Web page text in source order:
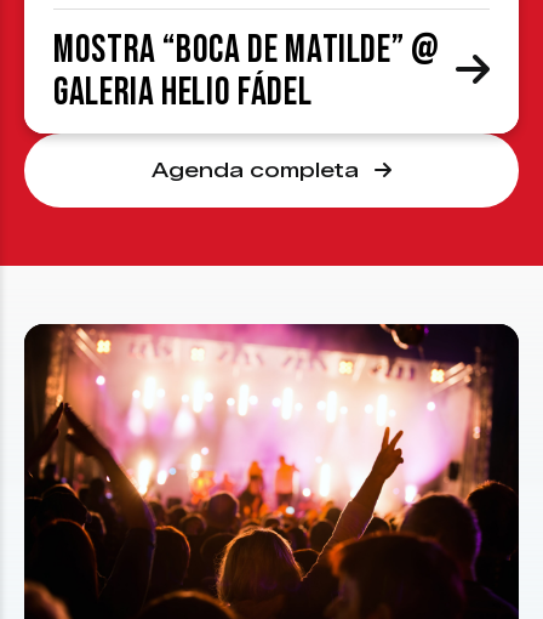
Mostra “Boca de Matilde” @
Galeria Helio Fádel
Agenda completa